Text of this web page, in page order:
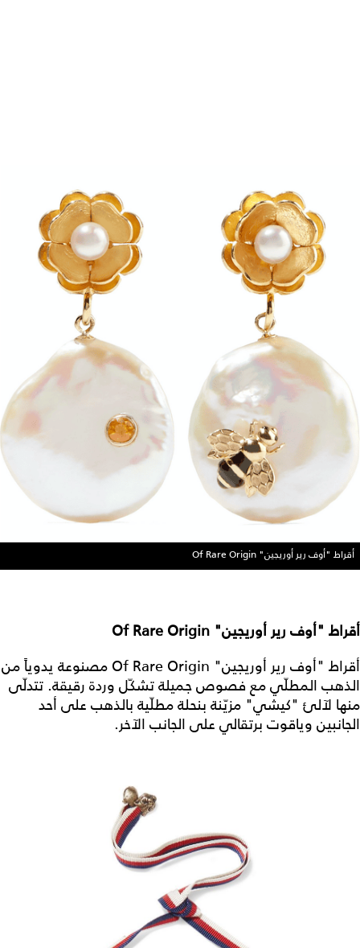
أقراط "أوف رير أوريجين" Of Rare Origin
أقراط "أوف رير أوريجين" Of Rare Origin
أقراط "أوف رير أوريجين" Of Rare Origin مصنوعة يدوياً من
الذهب المطلّي مع فصوص جميلة تشكّل وردة رقيقة. تتدلّى
منها لآلئ "كيشي" مزيّنة بنحلة مطلّية بالذهب على أحد
الجانبين وياقوت برتقالي على الجانب الآخر.